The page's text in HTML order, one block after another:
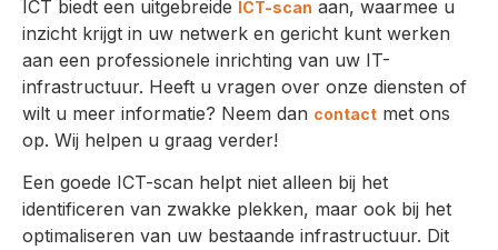
ICT biedt een uitgebreide ICT-scan aan, waarmee u
inzicht krijgt in uw netwerk en gericht kunt werken
aan een professionele inrichting van uw IT-
infrastructuur. Heeft u vragen over onze diensten of
wilt u meer informatie? Neem dan contact met ons
op. Wij helpen u graag verder!
Een goede ICT-scan helpt niet alleen bij het
identificeren van zwakke plekken, maar ook bij het
optimaliseren van uw bestaande infrastructuur. Dit